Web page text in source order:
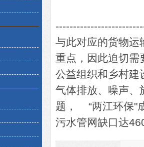
与此对应的货物运
重点，因此迫切需
公益组织和乡村建
气体排放、噪声、
题， “两江环保"
污水管网缺口达